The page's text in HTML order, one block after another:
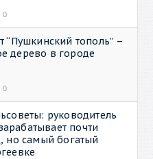
0
“Пушкинский тополь” –
дерево в городе
0
руководитель
почти
но самый богатый